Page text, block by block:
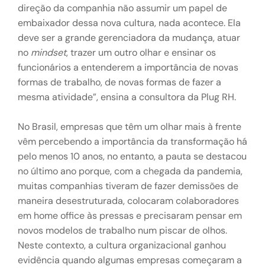
direção da companhia não assumir um papel de
embaixador dessa nova cultura, nada acontece. Ela
deve ser a grande gerenciadora da mudança, atuar
no mindset, trazer um outro olhar e ensinar os
funcionários a entenderem a importância de novas
formas de trabalho, de novas formas de fazer a
mesma atividade”, ensina a consultora da Plug RH.
No Brasil, empresas que têm um olhar mais à frente
vêm percebendo a importância da transformação há
pelo menos 10 anos, no entanto, a pauta se destacou
no último ano porque, com a chegada da pandemia,
muitas companhias tiveram de fazer demissões de
maneira desestruturada, colocaram colaboradores
em home office às pressas e precisaram pensar em
novos modelos de trabalho num piscar de olhos.
Neste contexto, a cultura organizacional ganhou
evidência quando algumas empresas começaram a